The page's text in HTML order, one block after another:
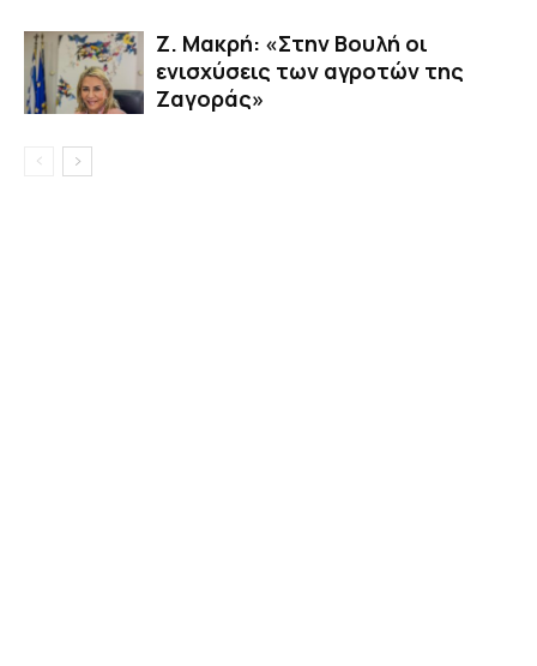
Ζ. Μακρή: «Στην Βουλή οι
ενισχύσεις των αγροτών της
Ζαγοράς»